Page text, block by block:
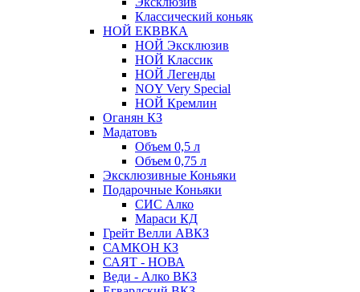
Классический коньяк
НОЙ ЕКВВКА
НОЙ Эксклюзив
НОЙ Классик
НОЙ Легенды
NOY Very Speсial
НОЙ Кремлин
Оганян КЗ
Мадатовъ
Объем 0,5 л
Объем 0,75 л
Эксклюзивные Коньяки
Подарочные Коньяки
СИС Алко
Мараси КД
Грейт Велли АВКЗ
САМКОН КЗ
САЯТ - НОВА
Веди - Алко ВКЗ